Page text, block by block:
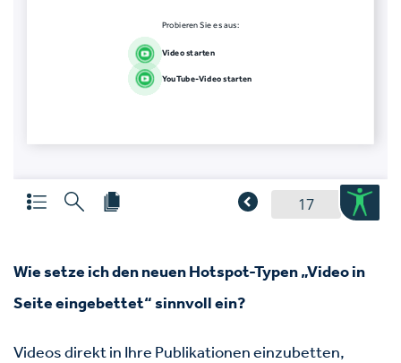
Wie setze ich den neuen Hotspot-Typen „Video in
Seite eingebettet“ sinnvoll ein?
Videos direkt in Ihre Publikationen einzubetten,